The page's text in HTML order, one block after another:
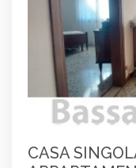
CASA